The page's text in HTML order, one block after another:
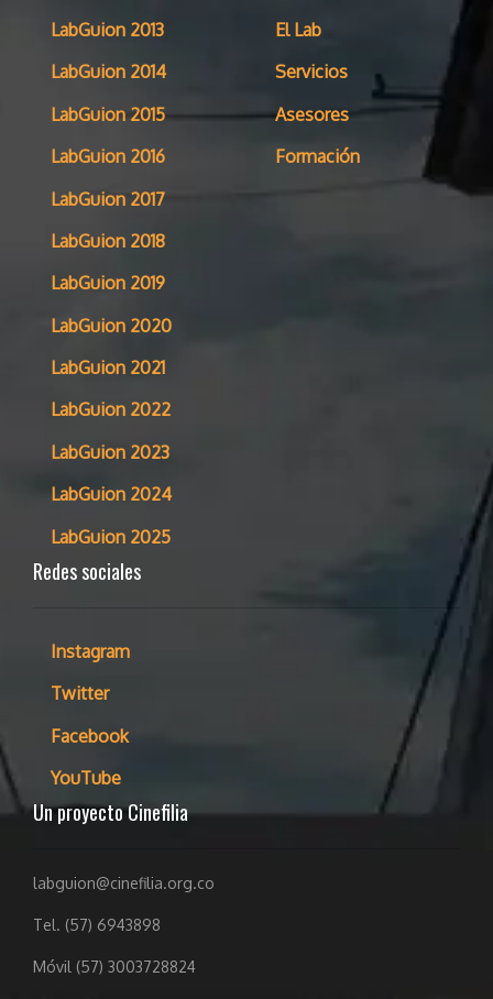
LabGuion 2013
LabGuion 2014
LabGuion 2015
LabGuion 2016
LabGuion 2017
LabGuion 2018
LabGuion 2019
LabGuion 2020
LabGuion 2021
LabGuion 2022
LabGuion 2023
LabGuion 2024
LabGuion 2025
El Lab
Servicios
Asesores
Formación
Redes sociales
Instagram
Twitter
Facebook
YouTube
Un proyecto Cinefilia
labguion@cinefilia.org.co
Tel. (57) 6943898
Móvil (57) 3003728824